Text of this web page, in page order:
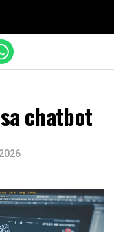
chatbot